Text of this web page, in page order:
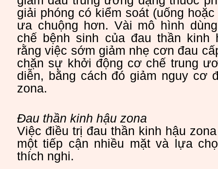
giải phóng có kiểm soát (uống
ưa chuộng hơn. Vài mô hình
chế bệnh sinh của đau thần kinh
rằng việc sớm giảm nhẹ cơn đau
chặn sự khởi động cơ chế trung
diễn, bằng cách đó giảm nguy cơ
zona.
Đau thần kinh hậu zona
Việc điều trị đau thần kinh hậu
một tiếp cận nhiều mặt và lựa
thích nghi.